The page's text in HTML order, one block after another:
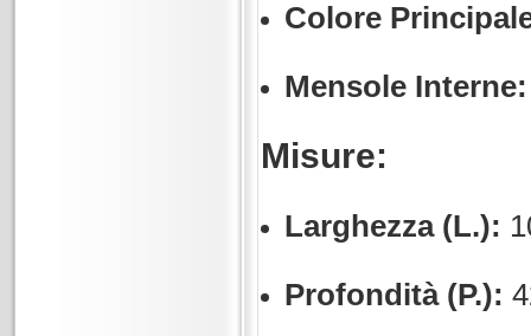
Colore
Mensole Interne:
Misure:
Larghezza (L.):
Profondità (P.):